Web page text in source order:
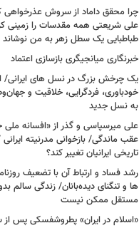
چرا محقق داماد از سروش
علی شریعتی همه مقدسات را زمینی
طباطبایی یک سطل زهر به من نوشاند
خبرنگاری میانجیگری بازسازی اعتماد
یک چرخش بزرگ در نسل های ایرانی/
خودباوری، فردگرایی، خلاقیت و
به نسل جدید
علی میرسپاسی و گذر از «افسانه
عقب ماندگی/ بازخوانی مدرنیته
تاریخی ایرانیان تغییر کند؟
رشد فساد و ارتباط آن با تضعیف
ها و تنگنای دیده‌بانان/ زندگی سالم
مستقل ممکن نیست
«اسلام در ایران» پطروشفسکی پس از